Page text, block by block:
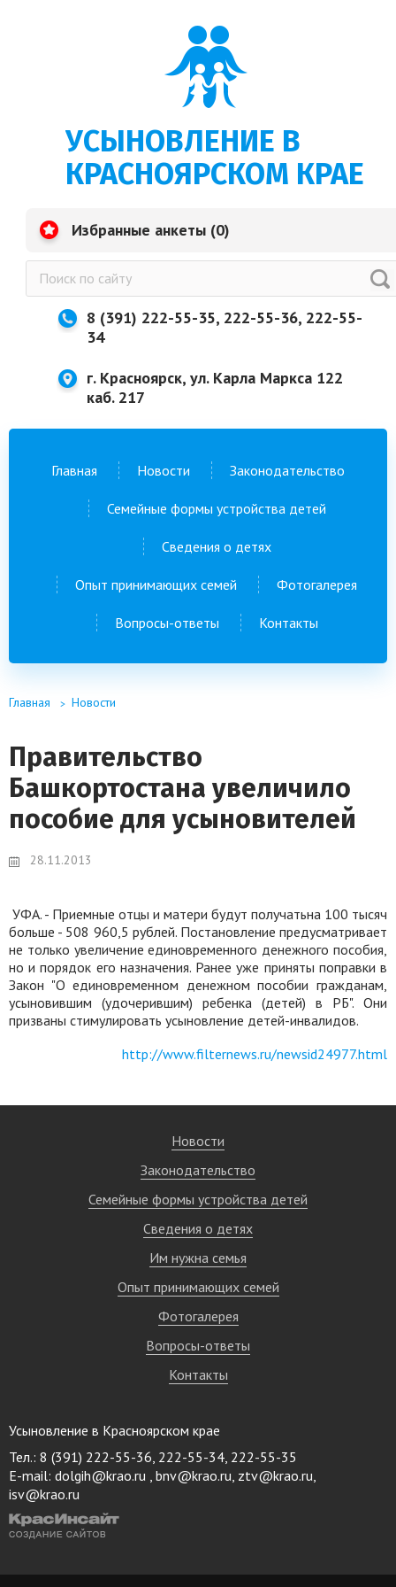
УСЫНОВЛЕНИЕ В
КРАСНОЯРСКОМ КРАЕ
Избранные анкеты (0)
8 (391) 222-55-35, 222-55-36, 222-55-
34
г. Красноярск, ул. Карла Маркса 122
каб. 217
Главная Новости Законодательство
Семейные формы устройства детей
Сведения о детях
Опыт принимающих семей Фотогалерея
Вопросы-ответы Контакты
Главная Новости
Правительство
Башкортостана увеличило
пособие для усыновителей
28.11.2013
УФА. - Приемные отцы и матери будут получатьна 100 тысяч
больше - 508 960,5 рублей. Постановление предусматривает
не только увеличение единовременного денежного пособия,
но и порядок его назначения. Ранее уже приняты поправки в
Закон "О единовременном денежном пособии гражданам,
усыновившим (удочерившим) ребенка (детей) в РБ". Они
призваны стимулировать усыновление детей-инвалидов.
http://www.filternews.ru/newsid24977.html
Новости
Законодательство
Семейные формы устройства детей
Сведения о детях
Им нужна семья
Опыт принимающих семей
Фотогалерея
Вопросы-ответы
Контакты
Усыновление в Красноярском крае
Тел.: 8 (391) 222-55-36, 222-55-34, 222-55-35
E-mail: dolgih@krao.ru , bnv@krao.ru, ztv@krao.ru,
isv@krao.ru